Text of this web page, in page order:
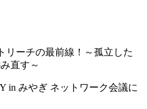
リーチの最前線！～孤立した
直す～